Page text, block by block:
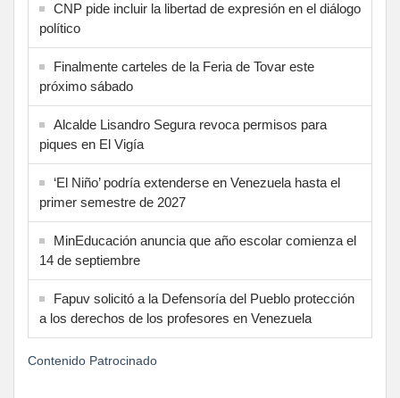
CNP pide incluir la libertad de expresión en el diálogo
político
Finalmente carteles de la Feria de Tovar este
próximo sábado
Alcalde Lisandro Segura revoca permisos para
piques en El Vigía
‘El Niño’ podría extenderse en Venezuela hasta el
primer semestre de 2027
MinEducación anuncia que año escolar comienza el
14 de septiembre
Fapuv solicitó a la Defensoría del Pueblo protección
a los derechos de los profesores en Venezuela
Contenido Patrocinado